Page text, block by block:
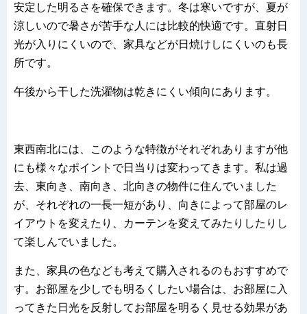
安定した明るさを確保できます。冬は寒いですが、夏が
涼しいので暑さが苦手な人には比較的快適です。直射日
光が入りにくいので、家具などが日焼けしにくいのも長
所です。
午後から干した洗濯物は乾きにくい傾向にあります。
東西南北には、このような特徴がそれぞれありますが他
にも様々なポイントで日当りは変わってきます。私は過
去、東向き、南向き、北向きの物件に住んでいました
が、それぞれの一長一短があり、向きによって部屋のレ
イアウトを変えたり、カーテンを変えてみたりしたりし
て楽しんでいました。
また、家具の色なども考えて購入されるのもおすすめで
す。お部屋を少しでも明るくしたい場合は、お部屋に入
ってきた日光を反射してお部屋を明るく見せる効果があ